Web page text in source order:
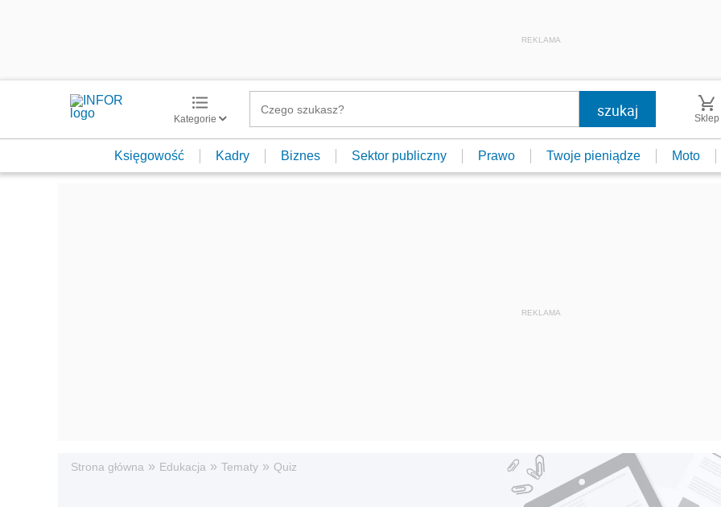
REKLAMA
Kategorie Sklep
Księgowość Kadry Biznes Sektor publiczny Prawo Twoje pieniądze Moto
Strona główna » Edukacja » Tematy » Quiz